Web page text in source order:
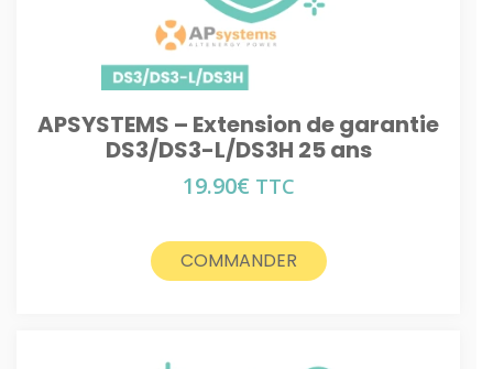
APSYSTEMS – Extension de garantie
DS3/DS3-L/DS3H 25 ans
19.90€ TTC
COMMANDER